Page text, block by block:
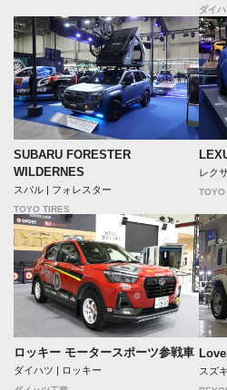
ダイ
SUBARU FORESTER
WILDERNES
スバル | フォレスター
TOYO TIRES
レク
TOYO
ロッキー モータースポーツ参戦車
ダイハツ | ロッキー スズ